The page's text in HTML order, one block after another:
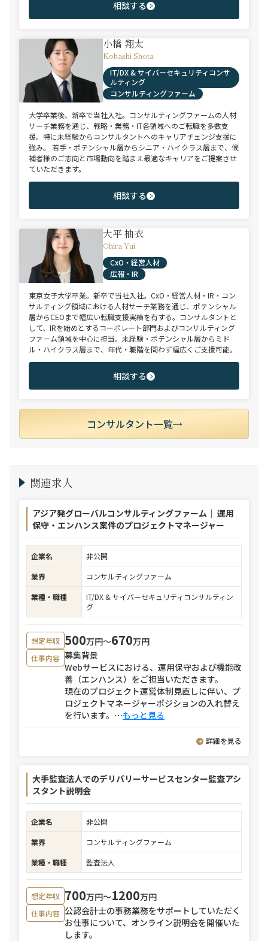
相談する
小橋 翔太
Kobashi Shota
IT/DX & サイバーセキュリティコンサ
ルティング
コンサルティングファーム
大学卒業後、新卒で当社入社。コンサルティングファームの人材
サーチ業務を通じ、戦略・業務・IT各領域へのご転職を多数支
援。特に未経験からコンサルタントへのキャリアチェンジ支援に
強み。 若手・ポテンシャル層からシニア・ハイクラス層まで、候
補者様のご志向と市場動向を踏まえ最適なキャリアをご提案させ
ていただきます。
相談する
大平 柚衣
Ohira Yui
CxO・経営人材
広報・IR
東京女子大学卒業。新卒で当社入社。CxO・経営人材・IR・コン
サルティング領域における人材サーチ業務を通じ、ポテンシャル
層からCEOまで幅広い転職支援実績を有する。コンサルタントと
して、IRを始めとするコーポレート部門およびコンサルティング
ファーム領域を中心に担当。未経験・ポテンシャル層からミド
ル・ハイクラス層まで、年代・職階を問わず幅広くご支援可能。
相談する
コンサルタント一覧
関連求人
アジア発グローバルコンサルティングファーム｜ 運用
保守・エンハンス案件のプロジェクトマネージャー
企業名
非公開
業界
コンサルティングファーム
業種・職種
IT/DX & サイバーセキュリティコンサルティン
グ
想定年収 500万円〜670万円
仕事内容 募集背景
Webサービスにおける、運用保守および機能改
善（エンハンス）をご担当いただきます。
現在のプロジェクト運営体制見直しに伴い、プ
ロジェクトマネージャーポジションの入れ替え
を行います。 ⋯もっと見る
詳細を見る
大手監査法人でのデリバリーサービスセンター監査アシ
スタント説明会
企業名
非公開
業界
コンサルティングファーム
業種・職種
監査法人
想定年収 700万円〜1200万円
仕事内容 公認会計士の事務業務をサポートしていただく
お仕事について、オンライン説明会を開催いた
します。